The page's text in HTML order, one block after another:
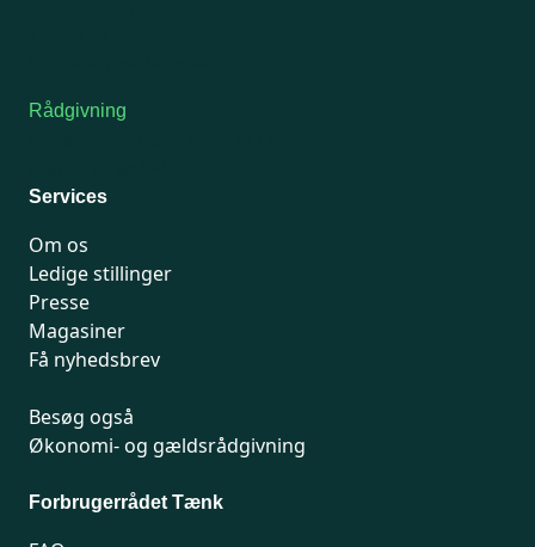
Rådgivning
Services
Om os
Ledige stillinger
Presse
Magasiner
Få nyhedsbrev
Besøg også
Økonomi- og gældsrådgivning
Forbrugerrådet Tænk